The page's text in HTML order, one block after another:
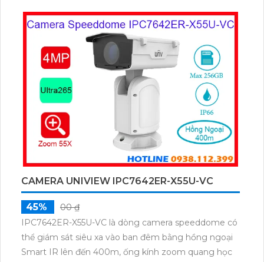
CAMERA UNIVIEW IPC7642ER-X55U-VC
45%
00 ₫
IPC7642ER-X55U-VC là dòng camera speeddome có
thể giám sát siêu xa vào ban đêm bằng hồng ngoại
Smart IR lên đến 400m, ống kính zoom quang học